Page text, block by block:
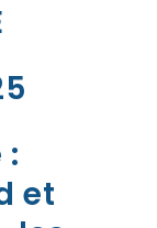
et
et